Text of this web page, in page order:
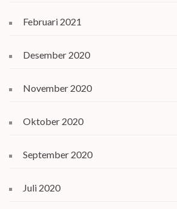
Februari 2021
Desember 2020
November 2020
Oktober 2020
September 2020
Juli 2020